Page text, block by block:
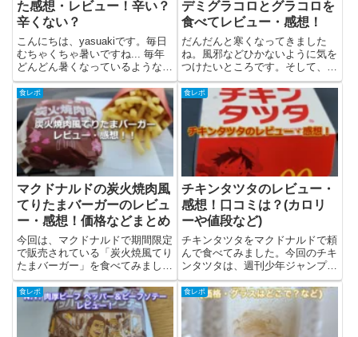
た感想・レビュー！辛い？
辛くない？
こんにちは、yasuakiです。毎日
むちゃくちゃ暑いですね... 毎年
どんどん暑くなっているような...
今回はモスでモスタコスバーガー
を食べたので、モスタコスバーガ
ーの情報をまとめた後にレビュー
をしていきます。モスタコスバー
ガーとは？モスタ...
デミグラコロとグラコロを
食べてレビュー・感想！
だんだんと寒くなってきました
ね。風邪などひかないように気を
つけたいところです。そして、毎
年のグラコロの季節がやってきま
した。去年もグラコロをいただき
ましたが今年はコク旨ビーフデミ
グラコロを食べたので、レビュー
と感想を書きました。いつものグ
ラ...
食レポ
マクドナルドの炭火焼肉風
てりたまバーガーのレビュ
ー・感想！価格などまとめ
今回は、マクドナルドで期間限定
で販売されている「炭火焼風てり
たまバーガー」を食べてみまし
た。筆者の感想(レビュー）と価
格などをまとめています。炭火焼
肉風てりたまバーガーとは？炭火
焼肉風てりたまバーガーは、
2025年3月5日から期間限定で販
食レポ
チキンタツタのレビュー・
感想！口コミは？(カロリ
ーや値段など)
チキンタツタをマクドナルドで頼
んで食べてみました。今回のチキ
ンタツタは、週刊少年ジャンプで
連載されている「ONE PIECE」
とコラボしています。チキンタツ
タについてと筆者の感想・レビュ
ーを書きました。チキンタツタっ
て？チキンタツタはマクド...
食レポ 食レポ